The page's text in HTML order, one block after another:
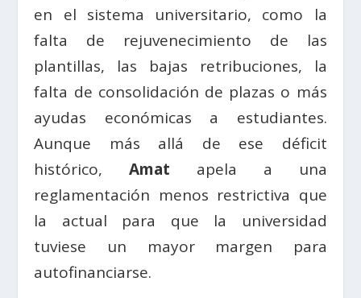
en el sistema universitario, como la
falta de rejuvenecimiento de las
plantillas, las bajas retribuciones, la
falta de consolidación de plazas o más
ayudas económicas a estudiantes.
Aunque más allá de ese déficit
histórico,Amat apela a una
reglamentación menos restrictiva que
la actual para que la universidad
tuviese un mayor margen para
autofinanciarse.